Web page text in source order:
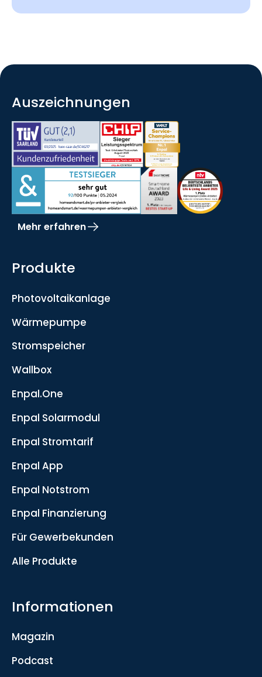
Auszeichnungen
Mehr erfahren
Produkte
Photovoltaikanlage
Wärmepumpe
Stromspeicher
Wallbox
Enpal.One
Enpal Solarmodul
Enpal Stromtarif
Enpal App
Enpal Notstrom
Enpal Finanzierung
Für Gewerbekunden
Alle Produkte
Informationen
Magazin
Podcast